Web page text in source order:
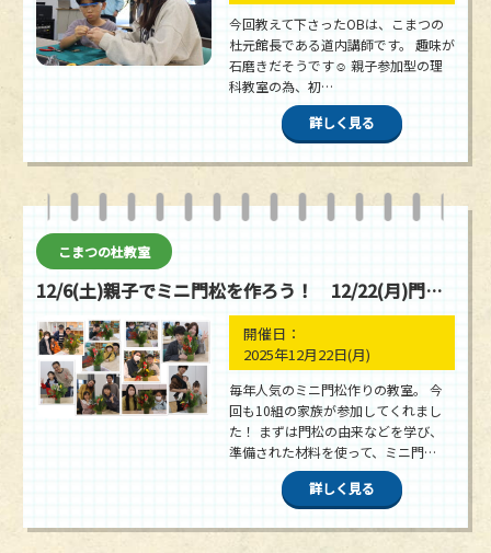
今回教えて下さったOBは、こまつの
杜元館長である道内講師です。 趣味が
石磨きだそうです☺ 親子参加型の理
科教室の為、初…
詳しく見る
こまつの杜教室
12/6(土)親子でミニ門松を作ろう！ 12/22(月)門松作りを行いました！
開催日：
2025年12月22日(月)
毎年人気のミニ門松作りの教室。 今
回も10組の家族が参加してくれまし
た！ まずは門松の由来などを学び、
準備された材料を使って、ミニ門…
詳しく見る